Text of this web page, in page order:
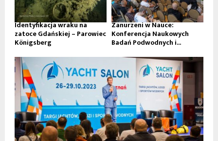
Identyfikacja wraku na
zatoce Gdańskiej – Parowiec
Königsberg
Zanurzeni w Nauce:
Konferencja Naukowych
Badań Podwodnych i...